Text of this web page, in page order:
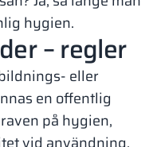
hygien.
– regler
eller
en offentlig
på hygien,